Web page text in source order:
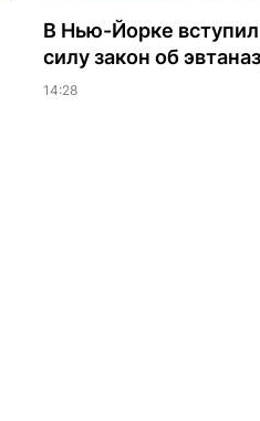
В Нью-Йорке вступил
силу закон об
14:28